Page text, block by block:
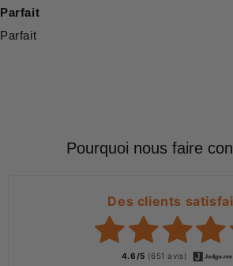
Parfait
Parfait
Pourquoi nous faire
Des clients
4.6/5 (651 avis)